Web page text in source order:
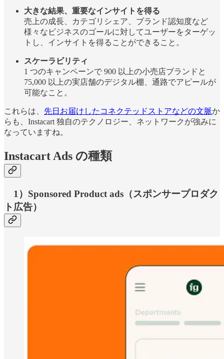
大きな結果、重要なインサイトを得る
売上の成長、カテゴリシェア、ブランド認知度など
様々なビジネスのゴールに対してユーザーをターゲッ
トし、インサイトを得ることができること。
スケーラビリティ
1 つのキャンペーンで 900 以上の小売店ブランドと
75,000 以上の実店舗のデジタル棚、通路でアピールが
可能なこと。
これらは、 先日お届けしたコネクテッドストアなどの文脈か
らも、Instacart 独自のテクノロジー、ネットワークが強みに
なっていますね。
Instacart Ads の種類
1）Sponsored Product ads（スポンサープロダク
ト広告）